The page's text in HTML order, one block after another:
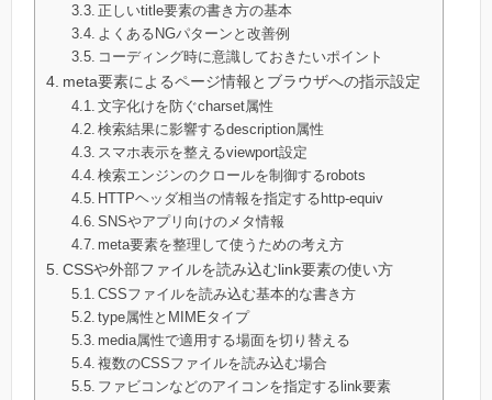
正しいtitle要素の書き方の基本
よくあるNGパターンと改善例
コーディング時に意識しておきたいポイント
meta要素によるページ情報とブラウザへの指示設定
文字化けを防ぐcharset属性
検索結果に影響するdescription属性
スマホ表示を整えるviewport設定
検索エンジンのクロールを制御するrobots
HTTPヘッダ相当の情報を指定するhttp-equiv
SNSやアプリ向けのメタ情報
meta要素を整理して使うための考え方
CSSや外部ファイルを読み込むlink要素の使い方
CSSファイルを読み込む基本的な書き方
type属性とMIMEタイプ
media属性で適用する場面を切り替える
複数のCSSファイルを読み込む場合
ファビコンなどのアイコンを指定するlink要素